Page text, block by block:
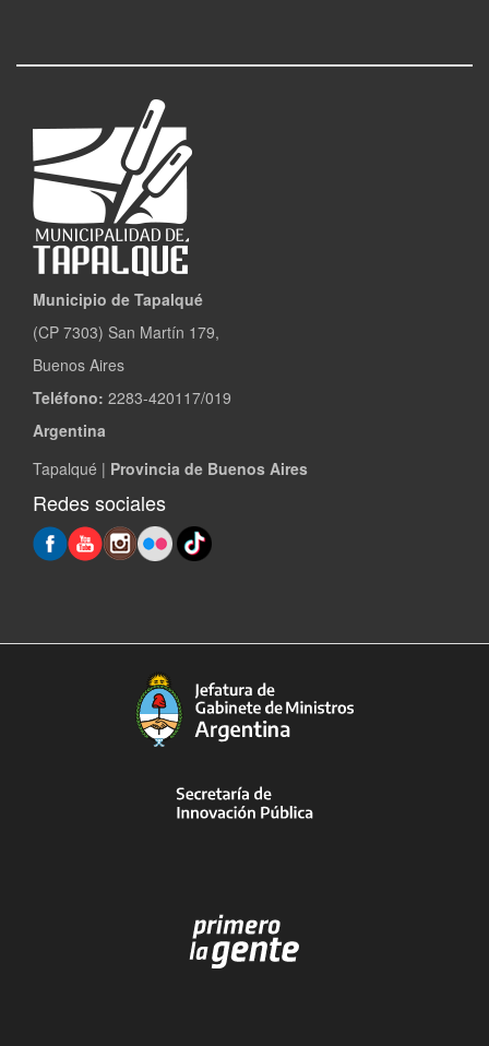
Municipio de Tapalqué
(CP 7303) San Martín 179,
Buenos Aires
Teléfono: 2283-420117/019
Argentina
Tapalqué | Provincia de Buenos Aires
Redes sociales